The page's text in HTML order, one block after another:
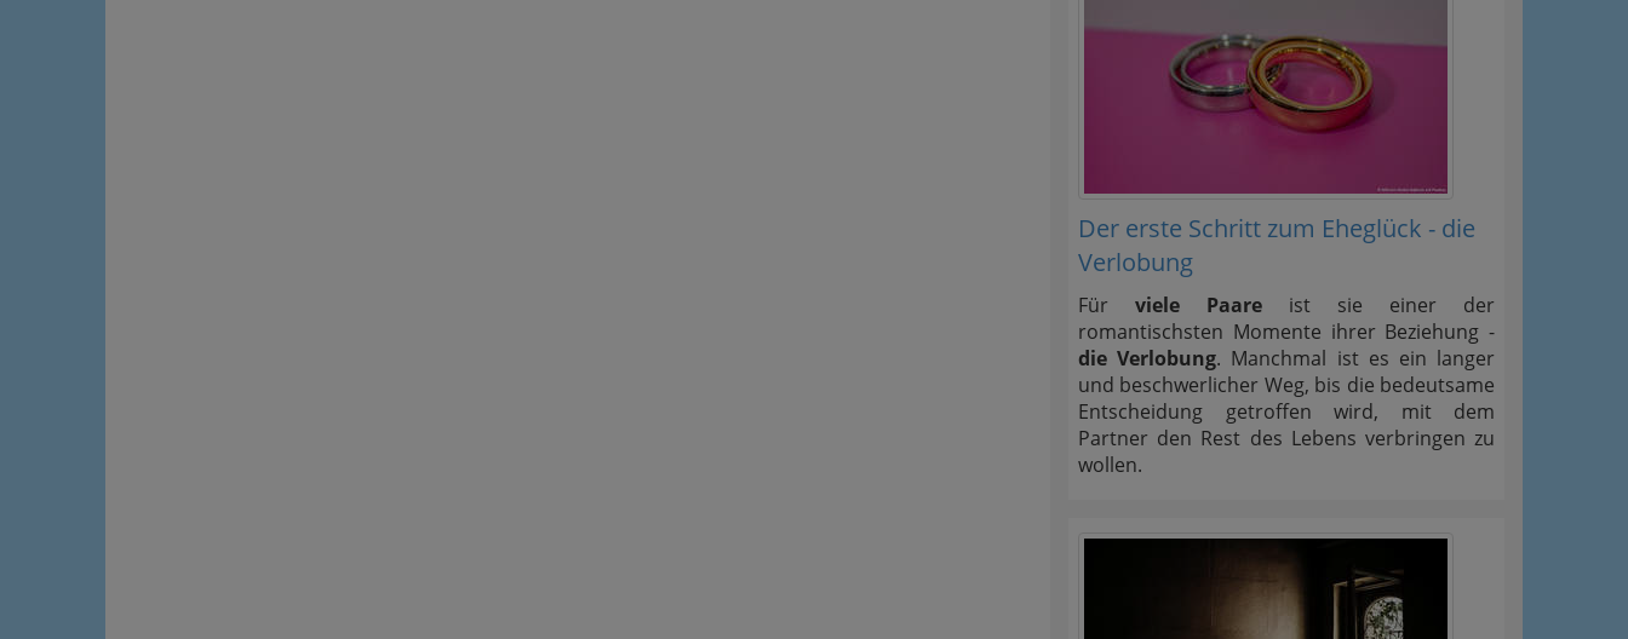
Der erste Schritt zum Eheglück - die
Verlobung
Für viele Paare ist sie einer der
romantischsten Momente ihrer Beziehung -
die Verlobung. Manchmal ist es ein langer
und beschwerlicher Weg, bis die bedeutsame
Entscheidung getroffen wird, mit dem
Partner den Rest des Lebens verbringen zu
wollen.